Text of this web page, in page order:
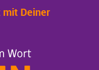
Deiner